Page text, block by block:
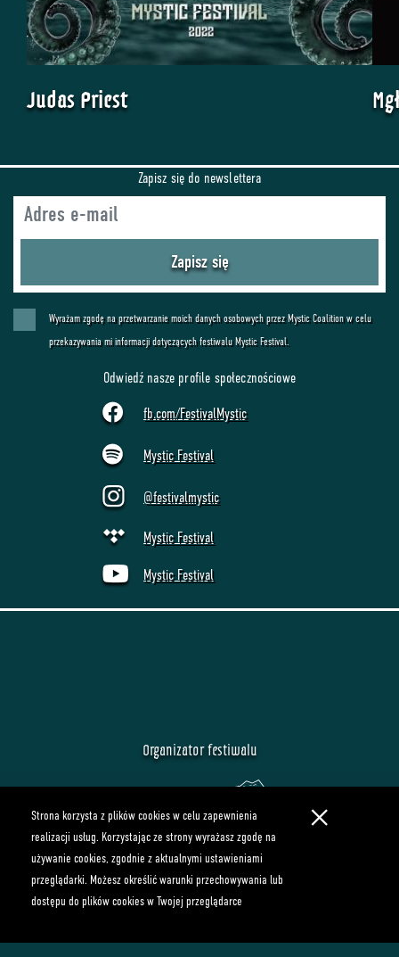
Zapisz się
Wyrażam zgodę na przetwarzanie moich danych osobowych przez Mystic Coalition w celu
Odwiedź nasze profile społecznościowe
Mystic Festival
Organizator festiwalu
Strona korzysta z plików cookies w celu zapewnienia
realizacji usług. Korzystając ze strony wyrażasz zgodę na
używanie cookies, zgodnie z aktualnymi ustawieniami
przeglądarki. Możesz określić warunki przechowywania lub
dostępu do plików cookies w Twojej przeglądarce
×